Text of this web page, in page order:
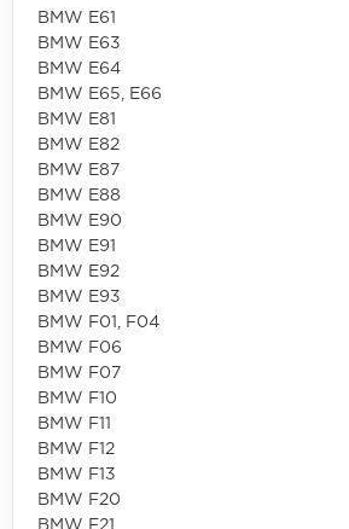
BMW E61
BMW E63
BMW E64
BMW E65, E66
BMW E81
BMW E82
BMW E87
BMW E88
BMW E90
BMW E91
BMW E92
BMW E93
BMW F01, F04
BMW F06
BMW F07
BMW F10
BMW F11
BMW F12
BMW F13
BMW F20
BMW F21